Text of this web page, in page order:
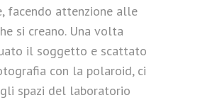
facendo attenzione alle
si creano. Una volta
il soggetto e scattato
con la polaroid, ci
spazi del laboratorio